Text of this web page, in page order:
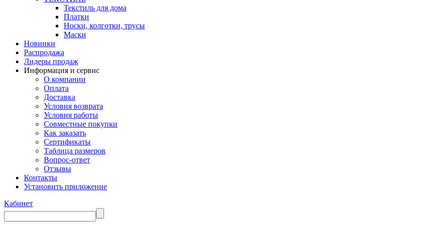
Текстиль для дома
Платки
Носки, колготки, трусы
Маски
Новинки
Распродажа
Лидеры продаж
Информация и сервис
О компании
Оплата
Доставка
Условия возврата
Условия работы
Совместные покупки
Как заказать
Сертификаты
Таблица размеров
Вопрос-ответ
Отзывы
Контакты
Установить приложение
Кабинет